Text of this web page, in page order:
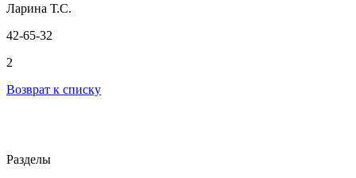
Ларина Т.С.
42-65-32
2
Возврат к списку
Разделы